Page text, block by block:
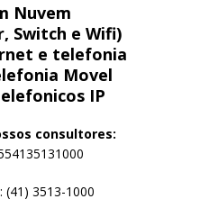
Nuvem
Switch e Wifi)
e telefonia
Movel
IP
consultores:
(41) 3513-1000